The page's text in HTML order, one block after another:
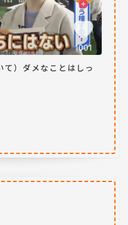
て）ダメなことはしっ